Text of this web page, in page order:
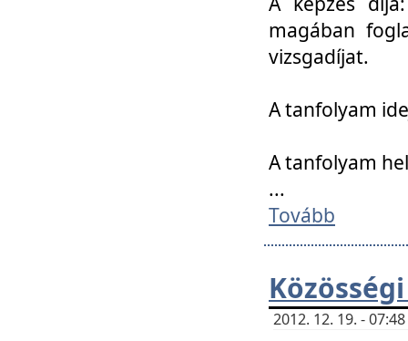
magában
vizsgadíjat.
A tanfolyam
A tanfolyam
...
Tovább
2012. 12. 19. -